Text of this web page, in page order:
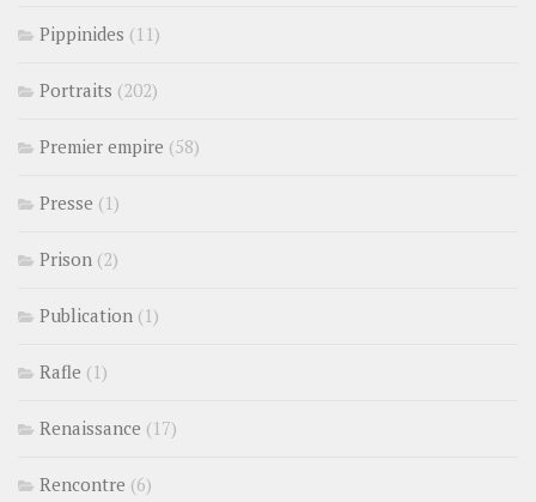
Pippinides (11)
Portraits (202)
Premier empire (58)
Presse (1)
Prison (2)
Publication (1)
Rafle (1)
Renaissance (17)
Rencontre (6)